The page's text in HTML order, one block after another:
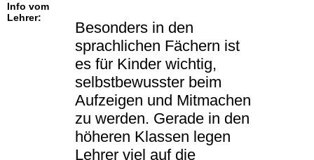
Info vom
Lehrer:
Besonders in den
sprachlichen Fächern ist
es für Kinder wichtig,
selbstbewusster beim
Aufzeigen und Mitmachen
zu werden. Gerade in den
höheren Klassen legen
Lehrer viel auf die